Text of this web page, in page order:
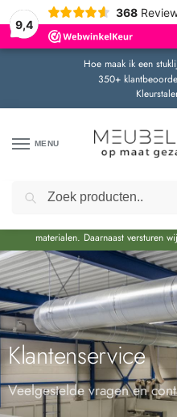
9,4
368
Hoe maak ik een
350+
MENU
Door de bouwvakperiode geldt
materialen. Daarnaast versturen
Klantenservice
Veelgestelde vragen en